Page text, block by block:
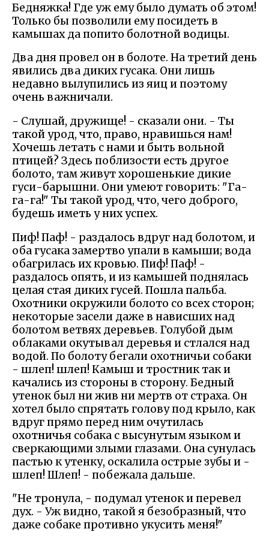
Бедняжка! Где уж ему было думать об этом!
Только бы позволили ему посидеть в
камышах да попито болотной водицы.
Два дня провел он в болоте. На третий день
явились два диких гусака. Они лишь
недавно вылупились из яиц и поэтому
очень важничали.
- Слушай, дружище! - сказали они. - Ты
такой урод, что, право, нравишься нам!
Хочешь летать с нами и быть вольной
птицей? Здесь поблизости есть другое
болото, там живут хорошенькие дикие
гуси-барышни. Они умеют говорить: "Га-
га-га!" Ты такой урод, что, чего доброго,
будешь иметь у них успех.
Пиф! Паф! - раздалось вдруг над болотом, и
оба гусака замертво упали в камыши; вода
обагрилась их кровью. Пиф! Паф! -
раздалось опять, и из камышей поднялась
целая стая диких гусей. Пошла пальба.
Охотники окружили болото со всех сторон;
некоторые засели даже в нависших над
болотом ветвях деревьев. Голубой дым
облаками окутывал деревья и стлался над
водой. По болоту бегали охотничьи собаки
- шлеп! шлеп! Камыш и тростник так и
качались из стороны в сторону. Бедный
утенок был ни жив ни мертв от страха. Он
хотел было спрятать голову под крыло, как
вдруг прямо перед ним очутилась
охотничья собака с высунутым языком и
сверкающими злыми глазами. Она сунулась
пастью к утенку, оскалила острые зубы и -
шлеп! Шлеп! - побежала дальше.
"Не тронула, - подумал утенок и перевел
дух. - Уж видно, такой я безобразный, что
даже собаке противно укусить меня!"